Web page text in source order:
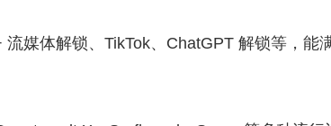
媒体解锁、TikTok、ChatGPT 解锁等，能